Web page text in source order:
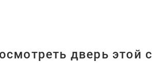
дверь этой